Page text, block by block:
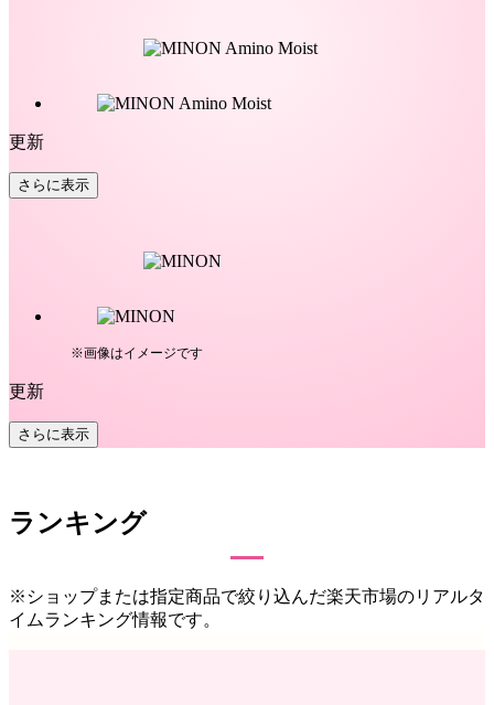
更新
さらに表示
※画像はイメージです
更新
さらに表示
ランキング
※ショップまたは指定商品で絞り込んだ楽天市場のリアルタ
イムランキング情報です。